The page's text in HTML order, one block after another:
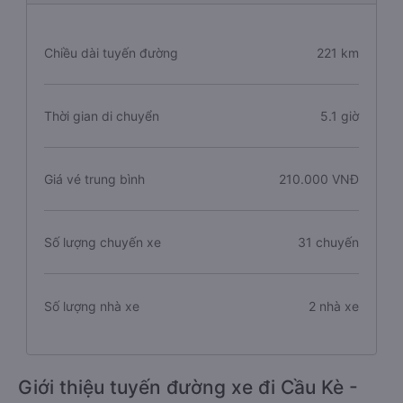
Chiều dài tuyến đường 221 km
Thời gian di chuyển 5.1 giờ
Giá vé trung bình 210.000 VNĐ
Số lượng chuyến xe 31 chuyến
Số lượng nhà xe 2 nhà xe
Giới thiệu tuyến đường xe đi Cầu Kè -